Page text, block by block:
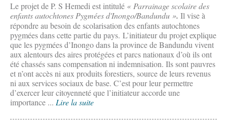
Le projet de P. S Hemedi est intitulé « Parrainage scolaire des
enfants autochtones Pygmées d'Inongo/Bandundu ». Il vise à
répondre au besoin de scolarisation des enfants autochtones
pygmées dans cette partie du pays. L’initiateur du projet explique
que les pygmées d’Inongo dans la province de Bandundu vivent
aux alentours des aires protégées et parcs nationaux d’où ils ont
été chassés sans compensation ni indemnisation. Ils sont pauvres
et n’ont accès ni aux produits forestiers, source de leurs revenus
ni aux services sociaux de base. C’est pour leur permettre
d’exercer leur citoyenneté que l’initiateur accorde une
importance ... Lire la suite